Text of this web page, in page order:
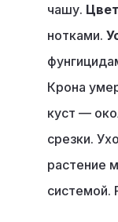
чашу.
нотками.
Крона
куст —
срезки.
растение
системой.